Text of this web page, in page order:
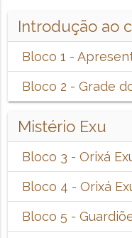
Introdução ao
Bloco 1 -
Bloco 2 - Grade
Mistério Exu
Bloco 3 - Orixá
Bloco 4 - Orixá
Bloco 5 -